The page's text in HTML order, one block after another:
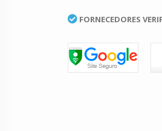
FORNECEDORES